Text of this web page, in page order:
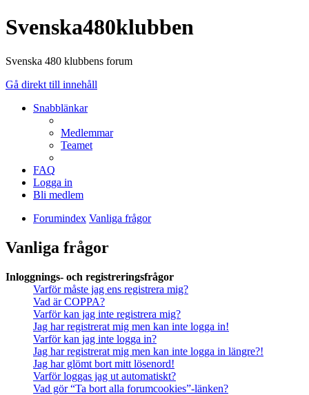
Svenska480klubben
Svenska 480 klubbens forum
Gå direkt till innehåll
Snabblänkar
Medlemmar
Teamet
FAQ
Logga in
Bli medlem
Forumindex Vanliga frågor
Vanliga frågor
Inloggnings- och registreringsfrågor
Varför måste jag ens registrera mig?
Vad är COPPA?
Varför kan jag inte registrera mig?
Jag har registrerat mig men kan inte logga in!
Varför kan jag inte logga in?
Jag har registrerat mig men kan inte logga in längre?!
Jag har glömt bort mitt lösenord!
Varför loggas jag ut automatiskt?
Vad gör “Ta bort alla forumcookies”-länken?